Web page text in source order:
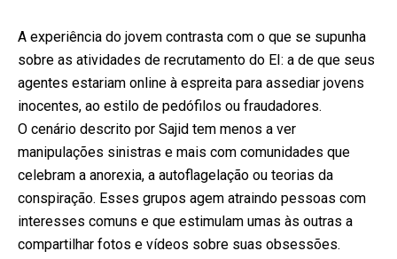
A experiência do jovem contrasta com o que se supunha
sobre as atividades de recrutamento do EI: a de que seus
agentes estariam online à espreita para assediar jovens
inocentes, ao estilo de pedófilos ou fraudadores.
O cenário descrito por Sajid tem menos a ver
manipulações sinistras e mais com comunidades que
celebram a anorexia, a autoflagelação ou teorias da
conspiração. Esses grupos agem atraindo pessoas com
interesses comuns e que estimulam umas às outras a
compartilhar fotos e vídeos sobre suas obsessões.